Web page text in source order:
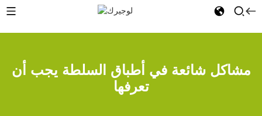
مشاكل شائعة في أطباق السلطة يجب أن
تعرفها